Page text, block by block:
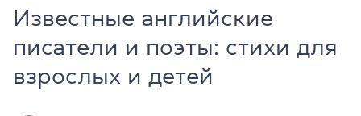
Известные английские
писатели и поэты: стихи для
взрослых и детей